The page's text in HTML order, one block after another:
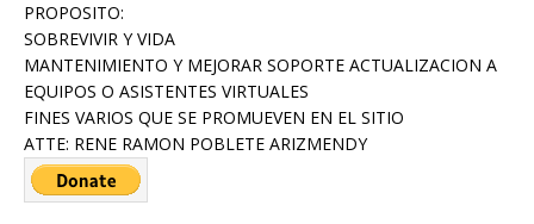
PROPOSITO:
SOBREVIVIR Y VIDA
MANTENIMIENTO Y MEJORAR SOPORTE ACTUALIZACION A
EQUIPOS O ASISTENTES VIRTUALES
FINES VARIOS QUE SE PROMUEVEN EN EL SITIO
ATTE: RENE RAMON POBLETE ARIZMENDY